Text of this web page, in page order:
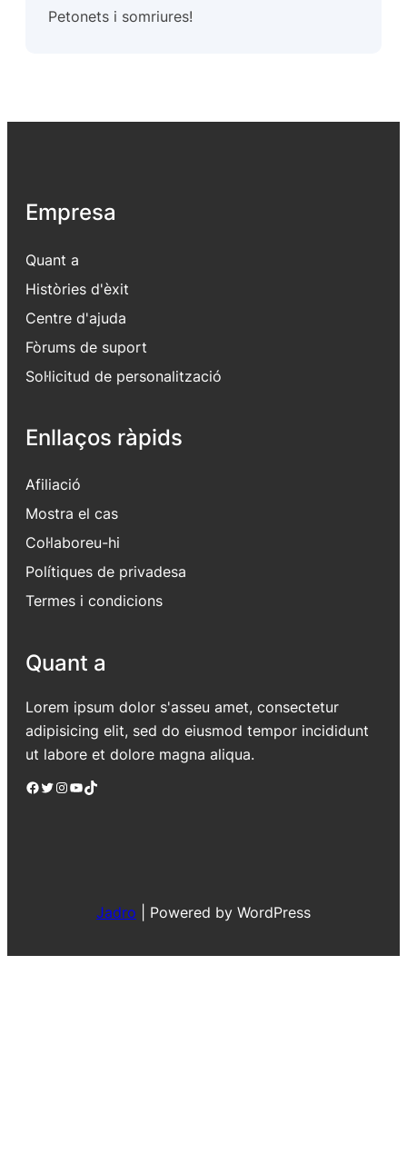
Petonets i somriures!
Empresa
Quant a
Històries d'èxit
Centre d'ajuda
Fòrums de suport
Sol·licitud de personalització
Enllaços ràpids
Afiliació
Mostra el cas
Col·laboreu-hi
Polítiques de privadesa
Termes i condicions
Quant a
Lorem ipsum dolor s'asseu amet, consectetur
adipisicing elit, sed do eiusmod tempor incididunt
ut labore et dolore magna aliqua.
Facebook Twitter Instagram YouTube TikTok
Jadro Powered by WordPress